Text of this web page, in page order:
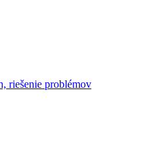
riešenie problémov